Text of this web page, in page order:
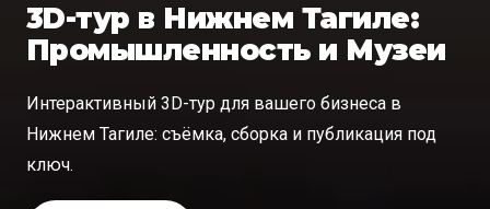
3D-тур в Нижнем Тагиле:
Промышленность и Музеи
Интерактивный 3D-тур для вашего бизнеса в
Нижнем Тагиле: съёмка, сборка и публикация под
ключ.